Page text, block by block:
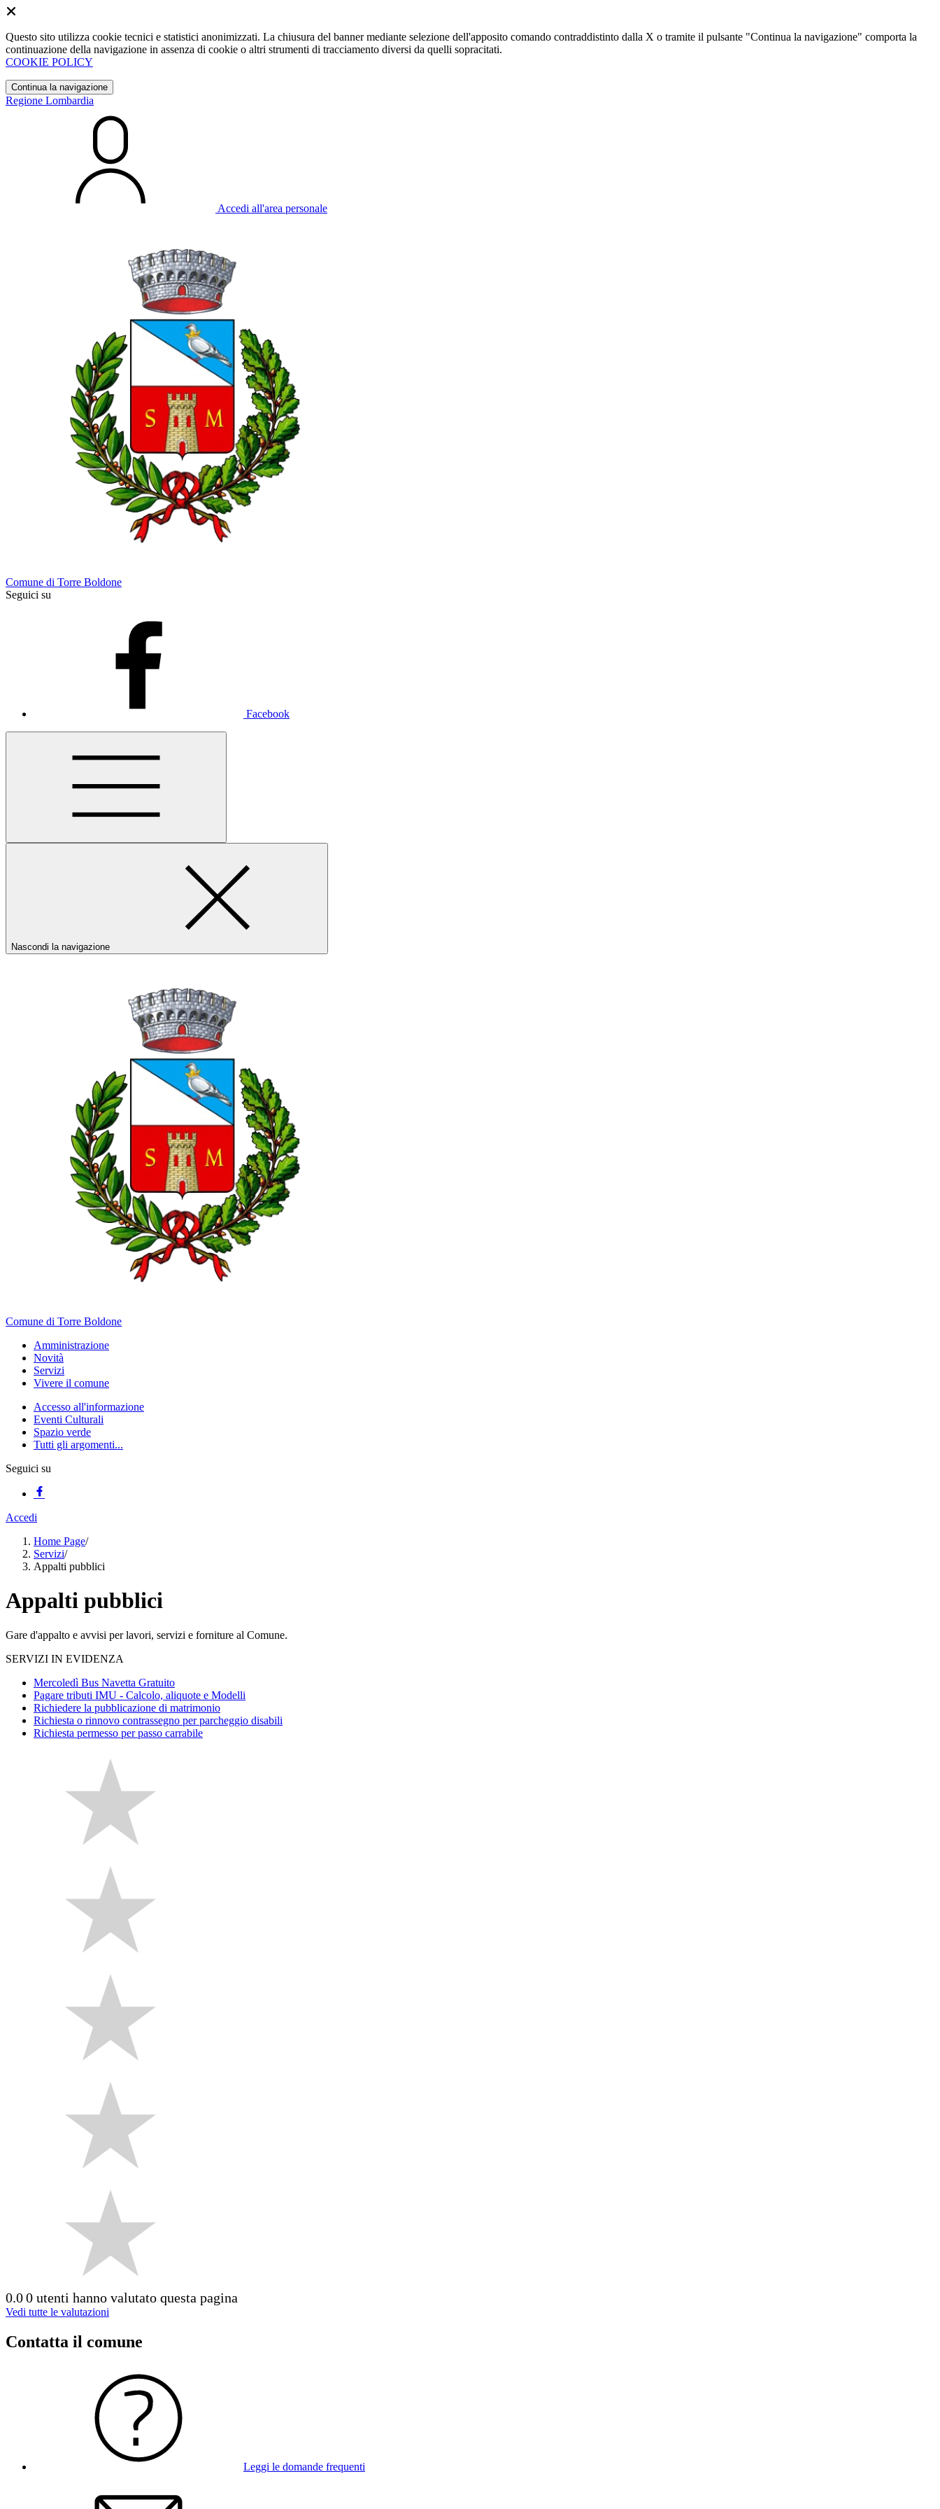
Questo sito utilizza cookie tecnici e statistici anonimizzati. La chiusura del banner mediante selezione dell'apposito comando contraddistinto dalla X o tramite il pulsante "Continua la navigazione" comporta la
continuazione della navigazione in assenza di cookie o altri strumenti di tracciamento diversi da quelli sopracitati.
COOKIE POLICY
Continua la navigazione
Regione Lombardia
Accedi all'area personale
Comune di Torre Boldone
Seguici su
Facebook
Nascondi la navigazione
Comune di Torre Boldone
Amministrazione
Novità
Servizi
Vivere il comune
Accesso all'informazione
Eventi Culturali
Spazio verde
Tutti gli argomenti...
Seguici su
Accedi
Home Page/
Servizi/
Appalti pubblici
Appalti pubblici
Gare d'appalto e avvisi per lavori, servizi e forniture al Comune.
SERVIZI IN EVIDENZA
Mercoledì Bus Navetta Gratuito
Pagare tributi IMU - Calcolo, aliquote e Modelli
Richiedere la pubblicazione di matrimonio
Richiesta o rinnovo contrassegno per parcheggio disabili
Richiesta permesso per passo carrabile
0.00 utenti hanno valutato questa pagina
Vedi tutte le valutazioni
Contatta il comune
Leggi le domande frequenti